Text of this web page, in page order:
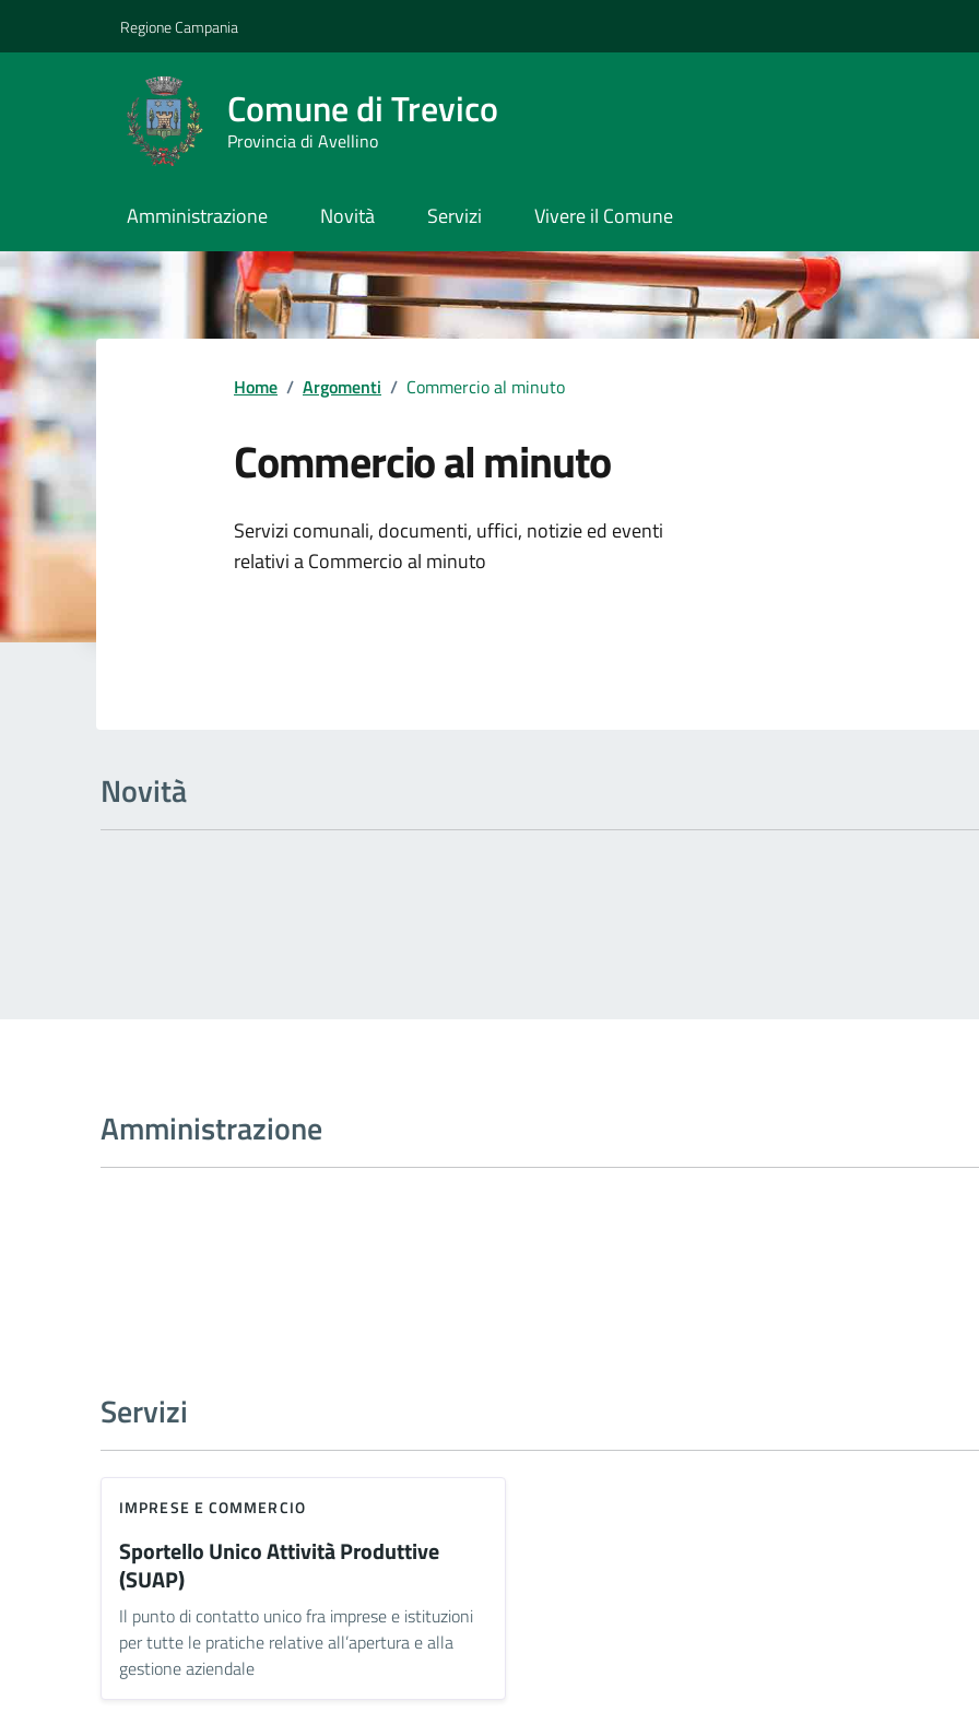
Regione Campania
Comune di Trevico
Provincia di Avellino
Amministrazione Novità Servizi Vivere il Comune
Home / Argomenti / Commercio al minuto
Commercio al minuto
Dettagli dell'argomento
Servizi comunali, documenti, uffici, notizie ed eventi
relativi a Commercio al minuto
Novità
Amministrazione
Servizi
IMPRESE E COMMERCIO
Sportello Unico Attività Produttive
(SUAP)
Il punto di contatto unico fra imprese e istituzioni
per tutte le pratiche relative all’apertura e alla
gestione aziendale